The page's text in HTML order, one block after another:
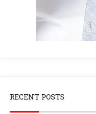
RECENT POSTS